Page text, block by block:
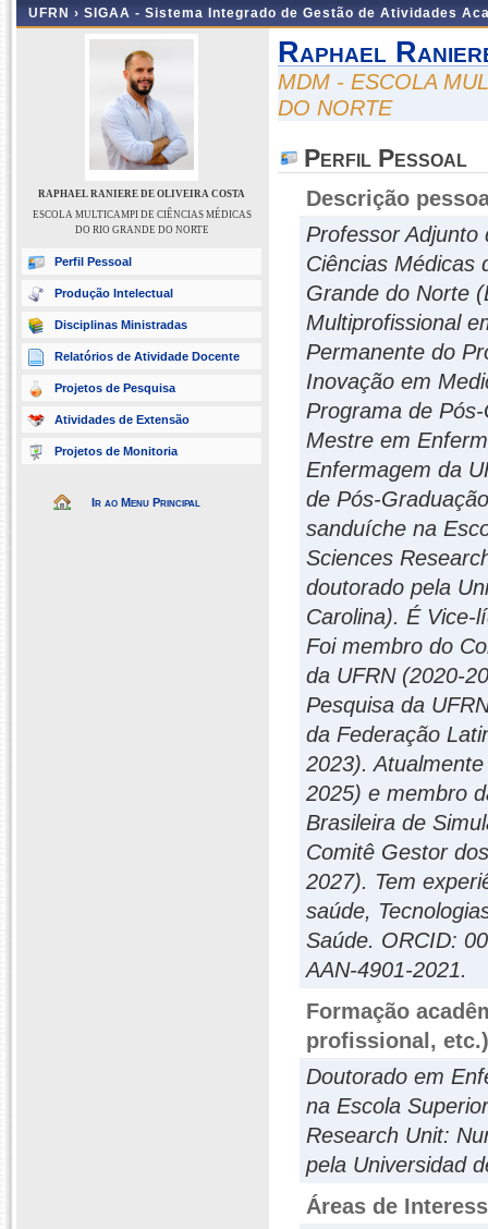
UFRN › SIGAA - Sistema Integrado de Gestão de Atividades
RAPHAEL RANIERE DE OLIVEIRA COSTA
ESCOLA MULTICAMPI DE CIÊNCIAS MÉDICAS
DO RIO GRANDE DO NORTE
Perfil Pessoal
Produção Intelectual
Disciplinas Ministradas
Relatórios de Atividade Docente
Projetos de Pesquisa
Atividades de Extensão
Projetos de Monitoria
Ir ao Menu Principal
Raphael
MDM - ESCOLA
DO NORTE
Perfil Pessoal
Descrição
Professor Adjunto
Ciências Médicas
Grande do Norte
Multiprofissional
Permanente do
Inovação em
Programa de
Mestre em
Enfermagem da
de Pós-
sanduíche na
Sciences
doutorado pela
Carolina). É Vice-
Foi membro do
da UFRN (2020-
Pesquisa da
da Federação
2023).
2025) e membro
Brasileira de
Comitê Gestor
2027). Tem
saúde,
Saúde. ORCID:
AAN-4901-2021.
Formação
profissional, etc.)
Doutorado em
na Escola
Research Unit:
pela Universidad
Áreas de